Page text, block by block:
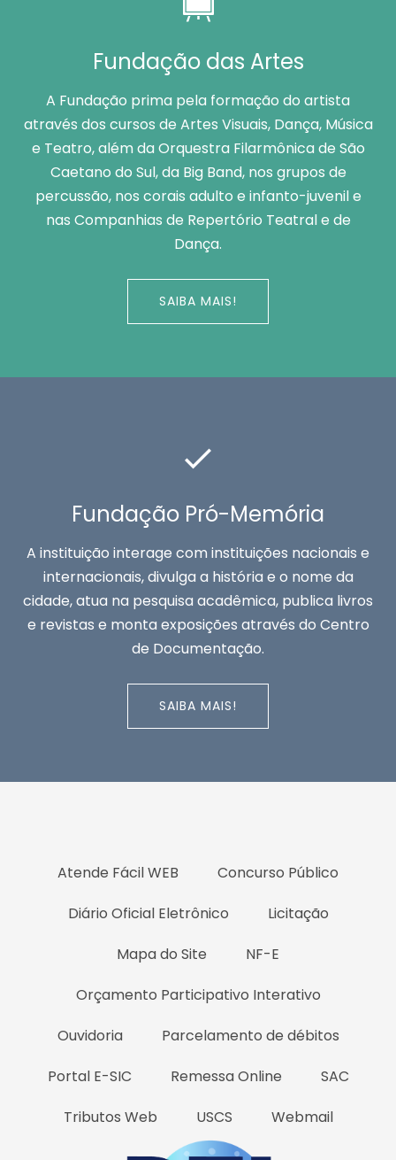
Fundação das Artes
A Fundação prima pela formação do artista
através dos cursos de Artes Visuais, Dança, Música
e Teatro, além da Orquestra Filarmônica de São
Caetano do Sul, da Big Band, nos grupos de
percussão, nos corais adulto e infanto-juvenil e
nas Companhias de Repertório Teatral e de
Dança.
SAIBA MAIS!
Fundação Pró-Memória
A instituição interage com instituições nacionais e
internacionais, divulga a história e o nome da
cidade, atua na pesquisa acadêmica, publica livros
e revistas e monta exposições através do Centro
de Documentação.
SAIBA MAIS!
Atende Fácil WEB
Concurso Público
Diário Oficial Eletrônico
Licitação
Mapa do Site
NF-E
Orçamento Participativo Interativo
Ouvidoria
Parcelamento de débitos
Portal E-SIC
Remessa Online
SAC
Tributos Web
USCS Webmail